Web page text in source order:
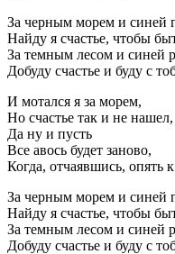
За черным морем и синей
Найду я счастье, чтобы
За темным лесом и синей
Добуду счастье и буду с
И мотался я за морем,
Но счастье так и не нашел,
Да ну и пусть
Все авось будет заново,
Когда, отчаявшись, опять
За черным морем и синей
Найду я счастье, чтобы
За темным лесом и синей
Добуду счастье и буду с